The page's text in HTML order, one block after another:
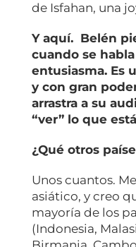
de Isfahan, una
Y aquí. Belén
cuando se
entusiasma. Es
y con gran
arrastra a su
“ver” lo que
¿Qué otros
Unos cuantos.
asiático, y creo
mayoría de los
(Indonesia,